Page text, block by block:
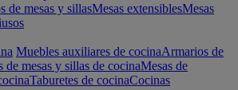
de mesas y sillasMesas extensiblesMesas
Muebles auxiliares de cocinaArmarios de
de mesas y sillas de cocinaMesas de
Taburetes de cocinaCocinas